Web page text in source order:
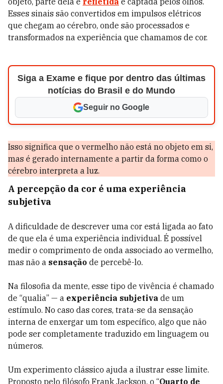
Esses sinais são convertidos em impulsos elétricos
que chegam ao cérebro, onde são processados e
transformados na experiência que chamamos de cor.
Siga a Exame e fique por dentro das últimas
notícias do Brasil e do Mundo
Seguir no Google
Isso significa que o vermelho não está no objeto em si,
mas é gerado internamente a partir da forma como o
cérebro interpreta a luz.
A percepção da cor é uma experiência
subjetiva
A dificuldade de descrever uma cor está ligada ao fato
de que ela é uma experiência individual. É possível
medir o comprimento de onda associado ao vermelho,
mas não a sensação de percebê-lo.
Na filosofia da mente, esse tipo de vivência é chamado
de “qualia” — a experiência subjetiva de um
estímulo. No caso das cores, trata-se da sensação
interna de enxergar um tom específico, algo que não
pode ser completamente traduzido em linguagem ou
números.
Um experimento clássico ajuda a ilustrar esse limite.
Proposto pelo filósofo Frank Jackson, o “Quarto de